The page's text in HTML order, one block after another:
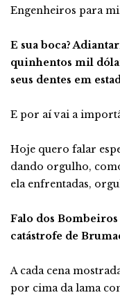
Engenheiros para
E sua boca?
quinhentos mil
seus dentes em
E por aí vai a
Hoje quero falar
dando orgulho,
ela enfrentadas,
Falo dos
catástrofe de
A cada cena
por cima da lama